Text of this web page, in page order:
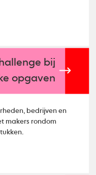
bij
opgaven
bedrijven en
makers rondom